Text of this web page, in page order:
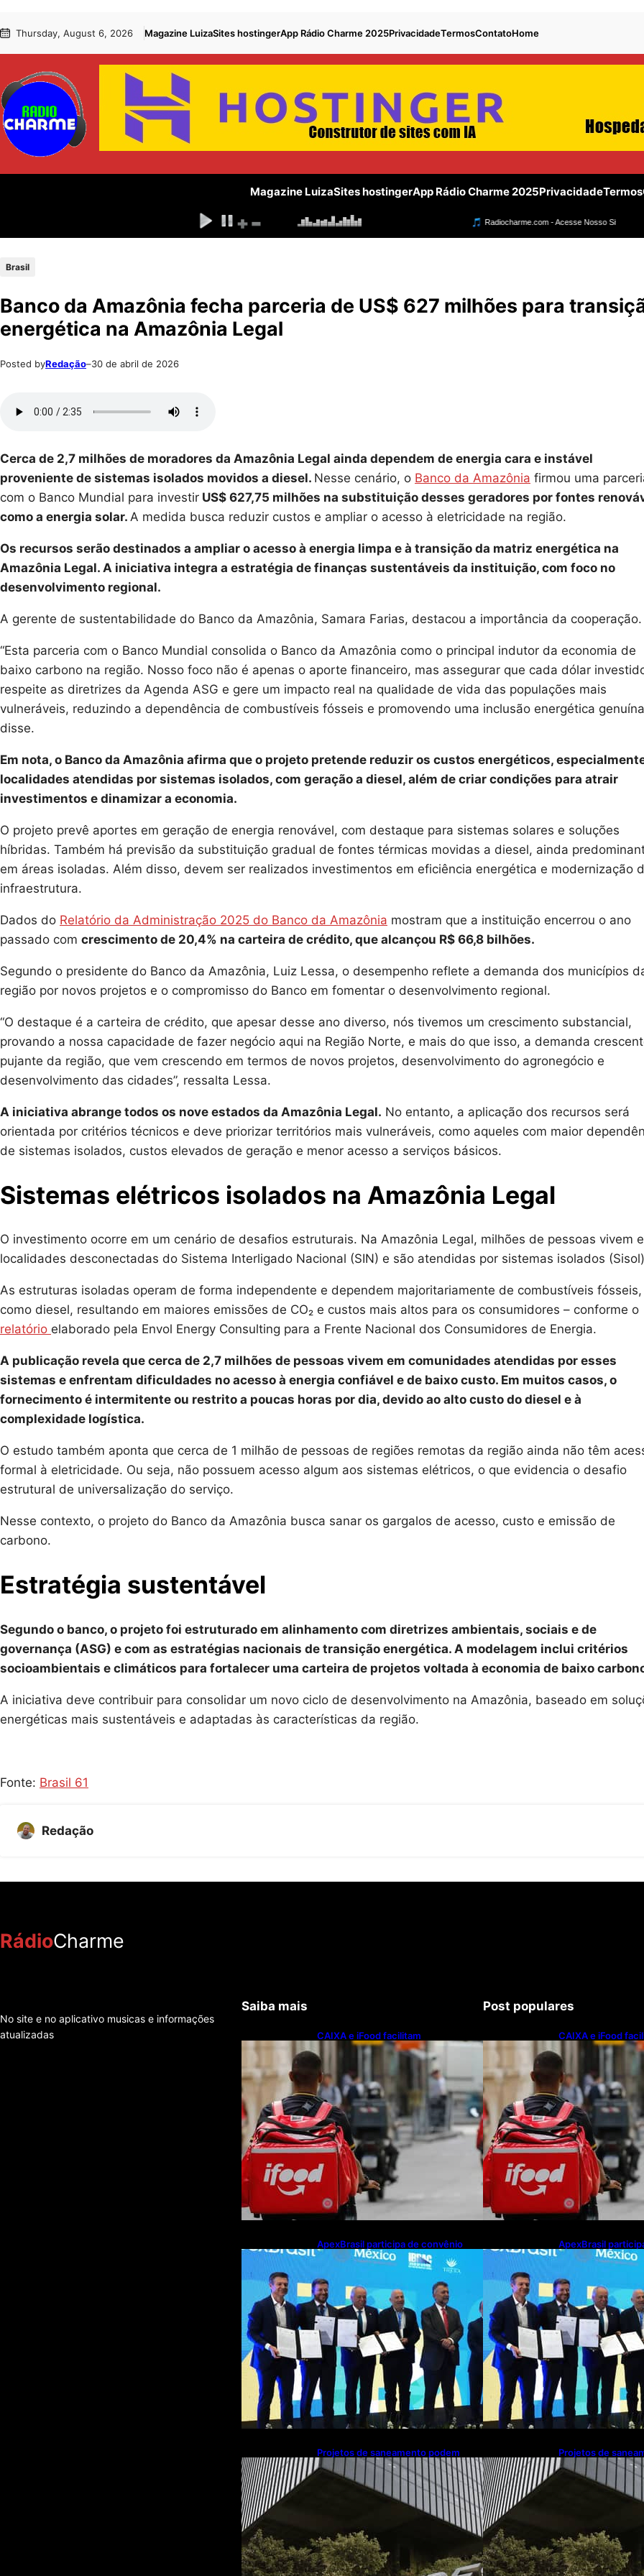
para
conteúdo
to Thursday, August 6, 2026 Magazine LuizaSites hostingerApp Rádio Charme 2025PrivacidadeTermosContatoHome
Magazine LuizaSites hostingerApp Rádio Charme 2025PrivacidadeTermos
Brasil
Banco da Amazônia fecha parceria de US$ 627 milhões para
energética na Amazônia Legal
Posted byRedação–30 de abril de 2026
Cerca de 2,7 milhões de moradores da Amazônia Legal ainda dependem de energia cara e instável
proveniente de sistemas isolados movidos a diesel. Nesse cenário, o Banco da Amazônia firmou uma
com o Banco Mundial para investir US$ 627,75 milhões na substituição desses geradores por fontes
como a energia solar. A medida busca reduzir custos e ampliar o acesso à eletricidade na região.
Os recursos serão destinados a ampliar o acesso à energia limpa e à transição da matriz energética na
Amazônia Legal. A iniciativa integra a estratégia de finanças sustentáveis da instituição, com foco no
desenvolvimento regional.
A gerente de sustentabilidade do Banco da Amazônia, Samara Farias, destacou a importância da cooperação.
“Esta parceria com o Banco Mundial consolida o Banco da Amazônia como o principal indutor da economia de
baixo carbono na região. Nosso foco não é apenas o aporte financeiro, mas assegurar que cada dólar
respeite as diretrizes da Agenda ASG e gere um impacto real na qualidade de vida das populações mais
vulneráveis, reduzindo a dependência de combustíveis fósseis e promovendo uma inclusão energética
disse.
Em nota, o Banco da Amazônia afirma que o projeto pretende reduzir os custos energéticos,
localidades atendidas por sistemas isolados, com geração a diesel, além de criar condições para atrair
investimentos e dinamizar a economia.
O projeto prevê aportes em geração de energia renovável, com destaque para sistemas solares e soluções
híbridas. Também há previsão da substituição gradual de fontes térmicas movidas a diesel, ainda
em áreas isoladas. Além disso, devem ser realizados investimentos em eficiência energética e modernização
infraestrutura.
Dados do Relatório da Administração 2025 do Banco da Amazônia mostram que a instituição encerrou o ano
passado com crescimento de 20,4% na carteira de crédito, que alcançou R$ 66,8 bilhões.
Segundo o presidente do Banco da Amazônia, Luiz Lessa, o desempenho reflete a demanda dos municípios
região por novos projetos e o compromisso do Banco em fomentar o desenvolvimento regional.
“O destaque é a carteira de crédito, que apesar desse ano diverso, nós tivemos um crescimento substancial,
provando a nossa capacidade de fazer negócio aqui na Região Norte, e mais do que isso, a demanda
pujante da região, que vem crescendo em termos de novos projetos, desenvolvimento do agronegócio e
desenvolvimento das cidades”, ressalta Lessa.
A iniciativa abrange todos os nove estados da Amazônia Legal. No entanto, a aplicação dos recursos será
orientada por critérios técnicos e deve priorizar territórios mais vulneráveis, como aqueles com maior
de sistemas isolados, custos elevados de geração e menor acesso a serviços básicos.
Sistemas elétricos isolados na Amazônia Legal
O investimento ocorre em um cenário de desafios estruturais. Na Amazônia Legal, milhões de pessoas vivem
localidades desconectadas do Sistema Interligado Nacional (SIN) e são atendidas por sistemas isolados
As estruturas isoladas operam de forma independente e dependem majoritariamente de combustíveis fósseis,
como diesel, resultando em maiores emissões de CO₂ e custos mais altos para os consumidores – conforme o
relatório elaborado pela Envol Energy Consulting para a Frente Nacional dos Consumidores de Energia.
A publicação revela que cerca de 2,7 milhões de pessoas vivem em comunidades atendidas por esses
sistemas e enfrentam dificuldades no acesso à energia confiável e de baixo custo. Em muitos casos, o
fornecimento é intermitente ou restrito a poucas horas por dia, devido ao alto custo do diesel e à
complexidade logística.
O estudo também aponta que cerca de 1 milhão de pessoas de regiões remotas da região ainda não têm
formal à eletricidade. Ou seja, não possuem acesso algum aos sistemas elétricos, o que evidencia o desafio
estrutural de universalização do serviço.
Nesse contexto, o projeto do Banco da Amazônia busca sanar os gargalos de acesso, custo e emissão de
carbono.
Estratégia sustentável
Segundo o banco, o projeto foi estruturado em alinhamento com diretrizes ambientais, sociais e de
governança (ASG) e com as estratégias nacionais de transição energética. A modelagem inclui critérios
socioambientais e climáticos para fortalecer uma carteira de projetos voltada à economia de baixo
A iniciativa deve contribuir para consolidar um novo ciclo de desenvolvimento na Amazônia, baseado em
energéticas mais sustentáveis e adaptadas às características da região.
Fonte: Brasil 61
Redação
RádioCharme
No site e no aplicativo musicas e informações
atualizadas
Saiba mais
CAIXA e iFood facilitam
financiamento de motos e bicicletas
elétricas para entregadores
ApexBrasil participa de convênio
para investimento de R$ 2,63
milhões em exportações de cachaça
Projetos de saneamento podem
beneficiar 18 milhões de brasileiros
Post populares
CAIXA e iFood
financiamento de
elétricas para
ApexBrasil
para investimento
milhões em
Projetos de
beneficiar 18